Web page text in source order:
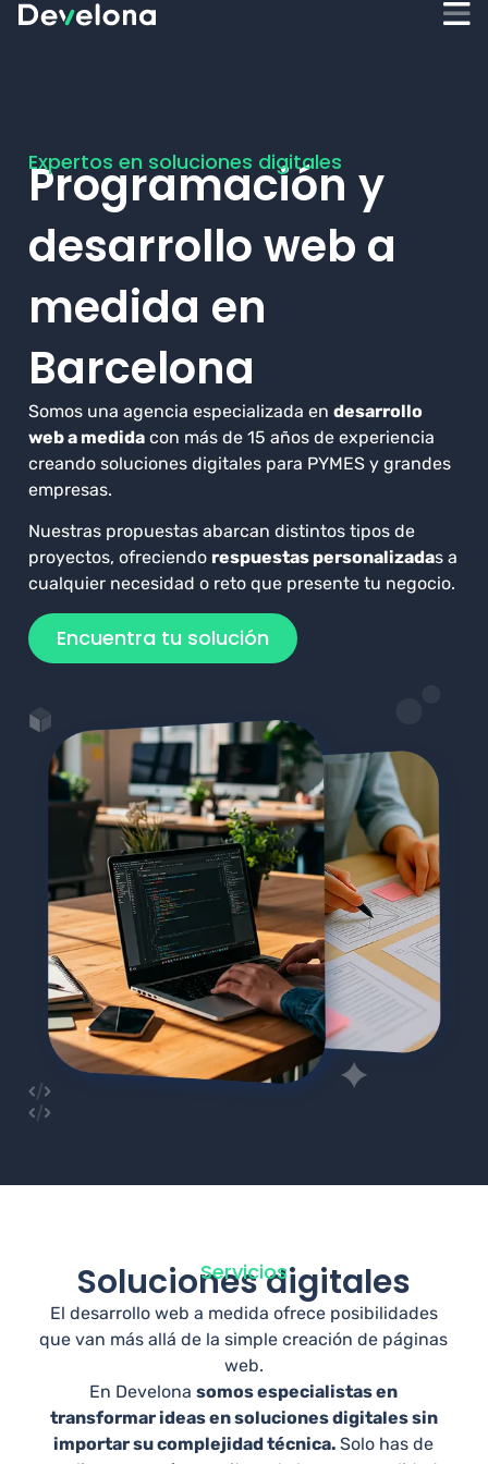
Expertos en soluciones digitales
Programación y
desarrollo web a
medida en
Barcelona
Somos una agencia especializada en desarrollo
web a medida con más de 15 años de experiencia
creando soluciones digitales para PYMES y grandes
empresas.
Nuestras propuestas abarcan distintos tipos de
proyectos, ofreciendo respuestas personalizadas a
cualquier necesidad o reto que presente tu negocio.
Encuentra tu solución
Servicios
Soluciones digitales
El desarrollo web a medida ofrece posibilidades
que van más allá de la simple creación de páginas
web.
En Develonasomos especialistas en
transformar ideas en soluciones digitales sin
importar su complejidad técnica.Solo has de